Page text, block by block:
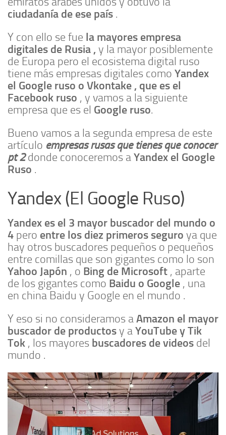
ciudadanía de ese país .
Y con ello se fue la mayores empresa
digitales de Rusia , y la mayor posiblemente
de Europa pero el ecosistema digital ruso
tiene más empresas digitales como Yandex
el Google ruso o Vkontake , que es el
Facebook ruso , y vamos a la siguiente
empresa que es el Google ruso.
Bueno vamos a la segunda empresa de este
artículo empresas rusas que tienes que conocer
pt 2donde conoceremos aYandex el Google
Ruso .
Yandex (El Google Ruso)
Yandex es el 3 mayor buscador del mundo o
4 pero entre los diez primeros seguro ya que
hay otros buscadores pequeños o pequeños
entre comillas que son gigantes como lo son
Yahoo Japón , o Bing de Microsoft , aparte
de los gigantes como Baidu o Google , una
en china Baidu y Google en el mundo .
Y eso si no consideramos aAmazon el mayor
buscador de productosy aYouTube y Tik
Tok , los mayores buscadores de videos del
mundo .